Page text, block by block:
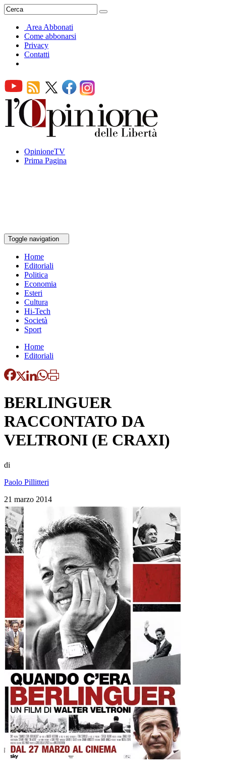
Area Abbonati
Come abbonarsi
Privacy
Contatti
OpinioneTV
Prima Pagina
Toggle navigation
Home
Editoriali
Politica
Economia
Esteri
Cultura
Hi-Tech
Società
Sport
Home
Editoriali
BERLINGUER
RACCONTATO DA
VELTRONI (E CRAXI)
di
Paolo Pillitteri
21 marzo 2014